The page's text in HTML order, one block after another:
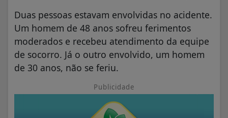
Duas pessoas estavam envolvidas no acidente.
Um homem de 48 anos sofreu ferimentos
moderados e recebeu atendimento da equipe
de socorro. Já o outro envolvido, um homem
de 30 anos, não se feriu.
Publicidade